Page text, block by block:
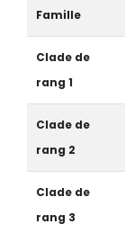
Famille
Clade de
rang 1
Clade de
rang 2
Clade de
rang 3